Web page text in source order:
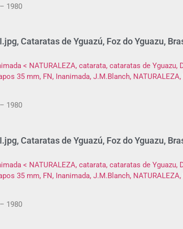
1980
Cataratas de Yguazú, Foz do Yguazu,
1980
Cataratas de Yguazú, Foz do Yguazu,
1980